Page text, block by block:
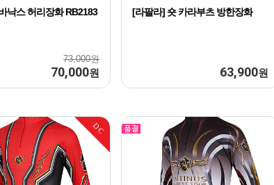
낙스 허리장화 RB2183
73,000원
70,000원
[라팔라] 숏 카라부츠 방한장화
63,900원
DC